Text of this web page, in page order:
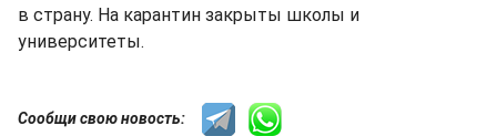
в страну. На карантин закрыты школы и
университеты.
Сообщи свою новость: